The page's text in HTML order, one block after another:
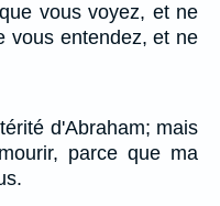
vous voyez, et ne
vous entendez, et ne
d'Abraham; mais
parce que ma